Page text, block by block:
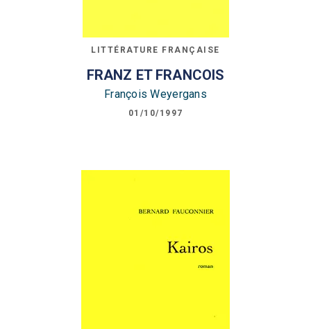
LITTÉRATURE FRANÇAISE
FRANZ ET FRANCOIS
François Weyergans
01/10/1997